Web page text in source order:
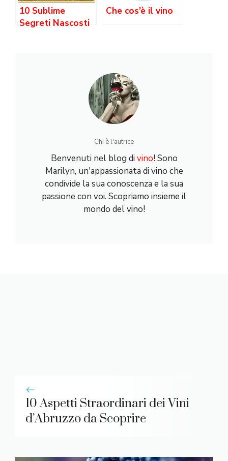
10 Sublime
Segreti Nascosti
Che cos’è il vino
Chi è l'autrice
Benvenuti nel blog divino! Sono
Marilyn, un'appassionata di vino che
condivide la sua conoscenza e la sua
passione con voi. Scopriamo insieme il
mondo del vino!
10 Aspetti Straordinari dei Vini
d’Abruzzo da Scoprire